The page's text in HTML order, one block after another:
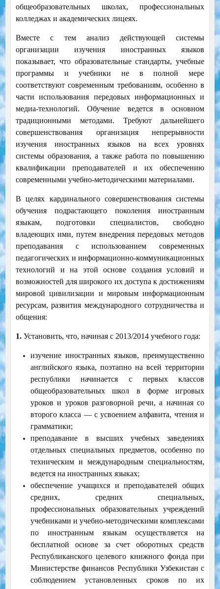
общеобразовательных школах, профессиональных
колледжах и академических лицеях.
Вместе с тем анализ действующей системы
организации изучения иностранных языков
показывает, что образовательные стандарты, учебные
программы и учебники не в полной мере
соответствуют современным требованиям, особенно в
части использования передовых информационных и
медиа-технологий. Обучение ведется в основном
традиционными методами. Требуют дальнейшего
совершенствования организация непрерывности
изучения иностранных языков на всех уровнях
системы образования, а также работа по повышению
квалификации преподавателей и их обеспечению
современными учебно-методическими материалами.
В целях кардинального совершенствования системы
обучения подрастающего поколения иностранным
языкам, подготовки специалистов, свободно
владеющих ими, путем внедрения передовых методов
преподавания с использованием современных
педагогических и информационно-коммуникационных
технологий и на этой основе создания условий и
возможностей для широкого их доступа к достижениям
мировой цивилизации и мировым информационным
ресурсам, развития международного сотрудничества и
общения:
1.Установить, что, начиная с 2013/2014 учебного года:
изучение иностранных языков, преимущественно
английского языка, поэтапно на всей территории
республики начинается с первых классов
общеобразовательных школ в форме игровых
уроков и уроков разговорной речи, а начиная со
второго класса — с усвоением алфавита, чтения и
грамматики;
преподавание в высших учебных заведениях
отдельных специальных предметов, особенно по
техническим и международным специальностям,
ведется на иностранных языках;
обеспечение учащихся и преподавателей общих
средних, средних специальных,
профессиональных образовательных учреждений
учебниками и учебно-методическими комплексами
по иностранным языкам осуществляется на
бесплатной основе за счет оборотных средств
Республиканского целевого книжного фонда при
Министерстве финансов Республики Узбекистан с
соблюдением установленных сроков по их